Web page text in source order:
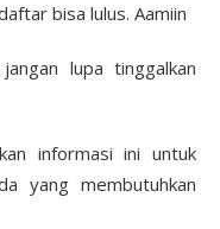
bisa lulus. Aamiin
lupa tinggalkan
informasi ini untuk
yang membutuhkan